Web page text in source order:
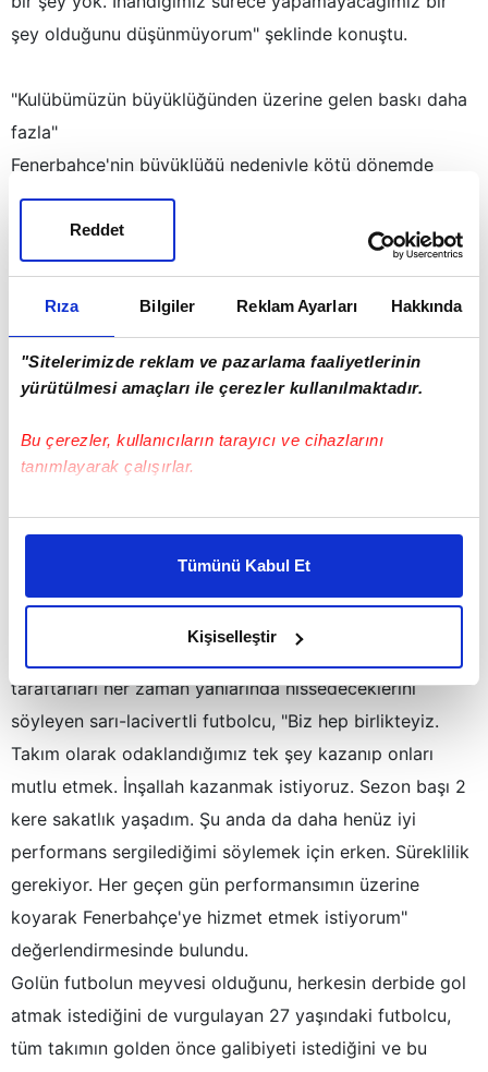
Rıza Bilgiler Reklam Ayarları Hakkında
"Sitelerimizde reklam ve pazarlama faaliyetlerinin
yürütülmesi amaçları ile çerezler kullanılmaktadır.
Bu çerezler, kullanıcıların tarayıcı ve cihazlarını
tanımlayarak çalışırlar.
Bu çerezlere izin vermeniz halinde sizlere özel
daha iyi reklam deneyimi yaşatabiliriz. Bunu yaparken
amacımızın size daha iyi bir reklam deneyimi sunmak
elimizden gelen çabayı gösterdiğimizi ve bu noktada,
kalemimiz olduğunu sizlere hatırlatmak isteriz.
Her halükârda, kullanıcılar, bu çerezlere izin vermedikleri
takdirde, kullanıcılara hedefli reklamlar
Sizlere daha iyi bir hizmet sunabilmek için İnternet
Sitemizde kendimize ve üçüncü kişilere ait çerezler
kullanılmaktadır. Bu çerezler vasıtasıyla çeşitli kişisel
toplumu hizmetlerinin sunulması amacıyla
kullanılmaktadır. Diğer çerezler, sitemizin daha işlevsel
kılınması ve kişiselleştirilmesi ve sizlere yönelik
reklam/pazarlama faaliyetlerinin yapılması, amaçlarıyla
Tümünü Kabul Et
Kişiselleştir
Reddet
şey olduğunu düşünmüyorum" şeklinde konuştu.
"Kulübümüzün büyüklüğünden üzerine gelen baskı daha
fazla"
Fenerbahçe'nin büyüklüğü nedeniyle kötü dönemde
baskının daha fazla oluşturulduğunu aktaran Mert Hakan
Yandaş, "Bizler zaten işlerin iyi ya da kötü gittiğinin
farkındayız. İşler olumlu gitmedi evet ama bu kadar
abartılacak bir şey olduğunu düşünmüyorum.
Kulübümüzün büyüklüğünden üzerine gelen baskı daha
fazla. Bunu içeride kendimiz halletmemiz lazım.
futbolun doğasında bunlar da var. Olumlu eleştirileri alıp
açıklamasında bulundu.
"Takım olarak odaklandığımız tek şey kazanıp
taraftarları her zaman yanlarında hissedeceklerini
söyleyen sarı-lacivertli futbolcu, "Biz hep birlikteyiz.
Takım olarak odaklandığımız tek şey kazanıp onları
mutlu etmek. İnşallah kazanmak istiyoruz. Sezon başı 2
kere sakatlık yaşadım. Şu anda da daha henüz iyi
performans sergilediğimi söylemek için erken. Süreklilik
gerekiyor. Her geçen gün performansımın üzerine
koyarak Fenerbahçe'ye hizmet etmek istiyorum"
değerlendirmesinde bulundu.
Golün futbolun meyvesi olduğunu, herkesin derbide gol
atmak istediğini de vurgulayan 27 yaşındaki futbolcu,
tüm takımın golden önce galibiyeti istediğini ve bu